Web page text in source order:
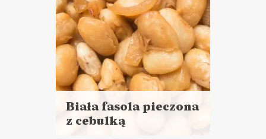
Biała fasola pieczona
z cebulką